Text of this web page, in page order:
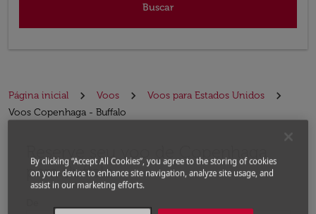
Buscar
Página inicial Voos
Voos para Estados Unidos
Voos Copenhaga - Buffalo
Reserve seu voo de Copenhaga
para Buffalo
By clicking “Accept All Cookies”, you agree to the storing of cookies
on your device to enhance site navigation, analyze site usage, and
assist in our marketing efforts.